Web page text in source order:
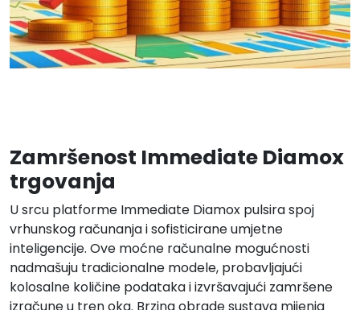
Zamršenost Immediate Diamox
trgovanja
U srcu platforme Immediate Diamox pulsira spoj
vrhunskog računanja i sofisticirane umjetne
inteligencije. Ove moćne računalne mogućnosti
nadmašuju tradicionalne modele, probavljajući
kolosalne količine podataka i izvršavajući zamršene